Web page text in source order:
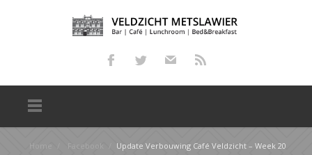
Home Facebook Update Verbouwing Café Veldzicht – Week 20